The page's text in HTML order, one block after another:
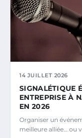
14 JUILLET 2026
SIGNALÉTIQUE
ENTREPRISE À
EN 2026
Organiser un
meilleure alliée… ou